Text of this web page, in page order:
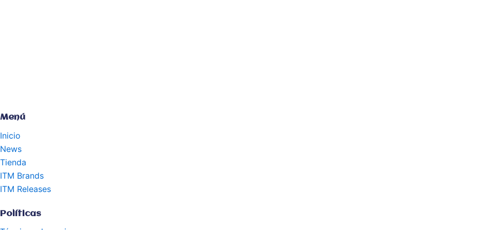
Menú
Inicio
News
Tienda
ITM Brands
ITM Releases
Políticas